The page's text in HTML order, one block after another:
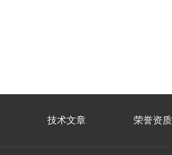
技术文章 荣誉资质